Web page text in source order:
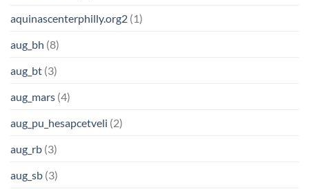
aquinascenterphilly.org2 (1)
aug_bh (8)
aug_bt (3)
aug_mars (4)
aug_pu_hesapcetveli (2)
aug_rb (3)
aug_sb (3)